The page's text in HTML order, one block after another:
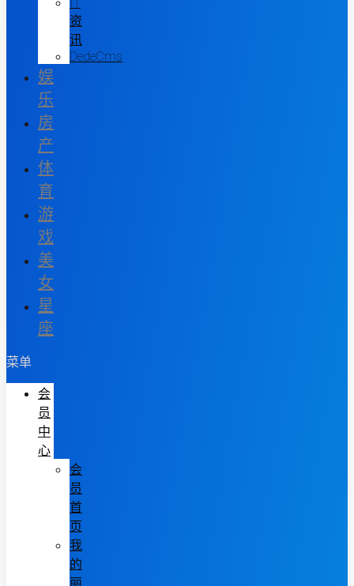
资
讯
DedeCms
娱
乐
房
产
体
育
游
戏
美
女
星
座
菜单
会
员
中
心
会
员
首
页
我
的